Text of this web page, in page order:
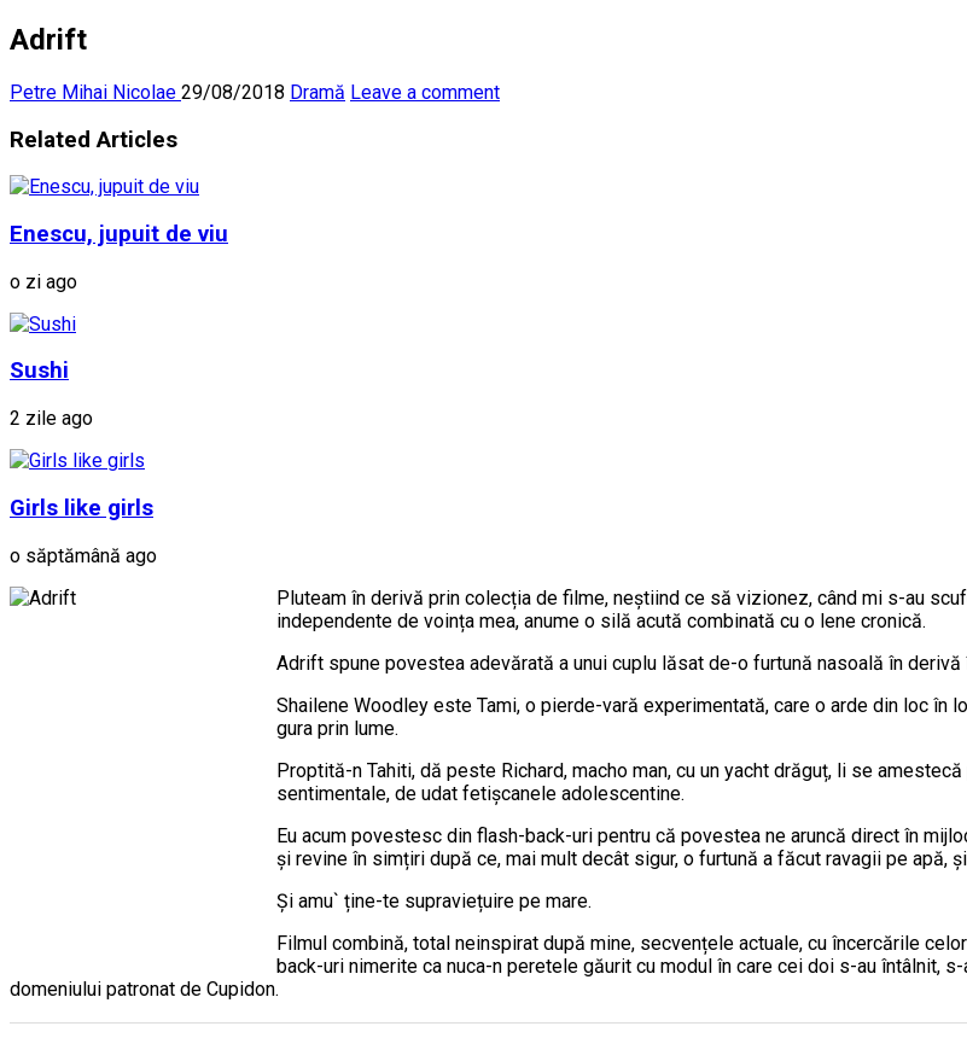
Adrift
Petre Mihai Nicolae 29/08/2018 Dramă Leave a comment
Related Articles
Enescu, jupuit de viu
o zi ago
Sushi
2 zile ago
Girls like girls
o săptămână ago
Pluteam în derivă prin colecția de filme, neștiind ce să vizionez, când mi s-au
independente de voința mea, anume o silă acută combinată cu o lene cronică.
Adrift spune povestea adevărată a unui cuplu lăsat de-o furtună nasoală în derivă
Shailene Woodley este Tami, o pierde-vară experimentată, care o arde din loc în
gura prin lume.
Proptită-n Tahiti, dă peste Richard, macho man, cu un yacht drăguț, li se
sentimentale, de udat fetișcanele adolescentine.
Eu acum povestesc din flash-back-uri pentru că povestea ne aruncă direct în
și revine în simțiri după ce, mai mult decât sigur, o furtună a făcut ravagii pe apă,
Și amu` ține-te supraviețuire pe mare.
Filmul combină, total neinspirat după mine, secvențele actuale, cu încercările
back-uri nimerite ca nuca-n peretele găurit cu modul în care cei doi s-au întâlnit,
domeniului patronat de Cupidon.